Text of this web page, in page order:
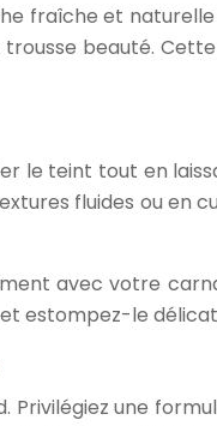
fraîche et
beauté.
le teint tout en
fluides ou
avec votre
estompez-le
une